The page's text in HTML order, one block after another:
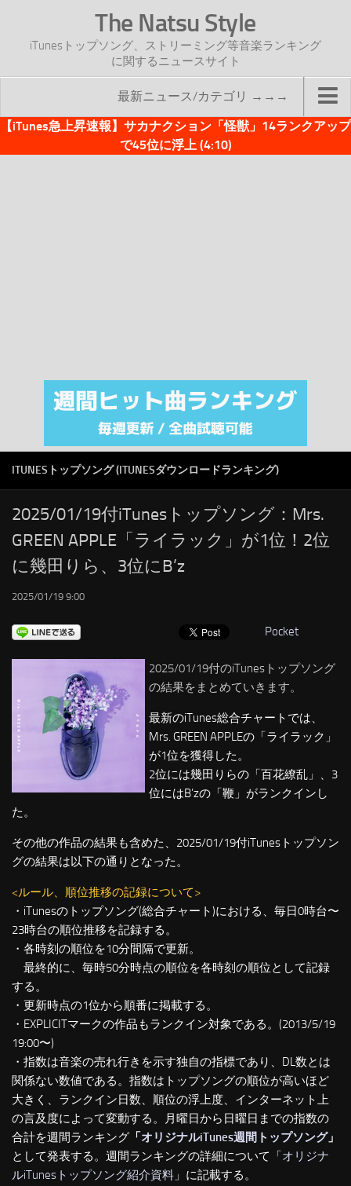
The Natsu Style
iTunesトップソング、ストリーミング等音楽ランキング
に関するニュースサイト
最新ニュース/カテゴリ →→→
TOP
注目カテゴリ
オリジナルiTunes週間トップソング
RSS
LINKS
【iTunes急上昇速報】サカナクション「怪獣」14ランクアップ
で45位に浮上 (4:10)
ITUNESトップソング (ITUNESダウンロードランキング)
2025/01/19付iTunesトップソング：Mrs.
GREEN APPLE「ライラック」が1位！2位
に幾田りら、3位にB’z
2025/01/19 9:00
Pocket
2025/01/19付のiTunesトップソング
の結果をまとめていきます。
最新のiTunes総合チャートでは、
Mrs. GREEN APPLEの「ライラック」
が1位を獲得した。
2位には幾田りらの「百花繚乱」、3
位にはB’zの「鞭」がランクインし
た。
その他の作品の結果も含めた、2025/01/19付iTunesトップソン
グの結果は以下の通りとなった。
<ルール、順位推移の記録について>
・iTunesのトップソング(総合チャート)における、毎日0時台〜
23時台の順位推移を記録する。
・各時刻の順位を10分間隔で更新。
最終的に、毎時50分時点の順位を各時刻の順位として記録
する。
・更新時点の1位から順番に掲載する。
・EXPLICITマークの作品もランクイン対象である。(2013/5/19
19:00〜)
・指数は音楽の売れ行きを示す独自の指標であり、DL数とは
関係ない数値である。指数はトップソングの順位が高いほど
大きく、ランクイン日数、順位の浮上度、インターネット上
の言及度によって変動する。月曜日から日曜日までの指数の
合計を週間ランキング 「オリジナルiTunes週間トップソング」
として発表する。週間ランキングの詳細について「オリジナ
ルiTunesトップソング紹介資料 」に記載する。